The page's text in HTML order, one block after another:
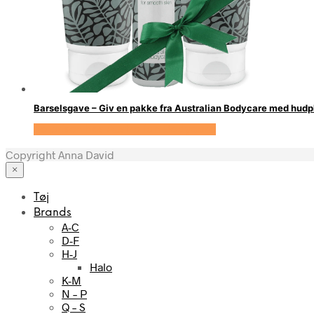
Barselsgave – Giv en pakke fra Australian Bodycare med
Copyright Anna David
×
Tøj
Brands
A-C
D-F
H-J
Halo
K-M
N – P
Q – S